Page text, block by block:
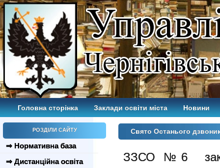
Головна сторінка Заклади освіти міста Новини
РОЗДІЛИ САЙТУ
⇒ Нормативна база
⇒ Дистанційна освіта
Свято Останього
ЗЗСО №6